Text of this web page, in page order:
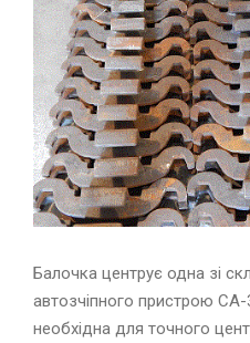
Балочка центрує одна зі
автозчіпного пристрою
необхідна для точного